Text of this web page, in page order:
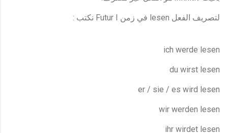
لتصريف الفعل lesen في زمن Futur I نكتب :
ich werde lesen
du wirst lesen
er / sie / es wird lesen
wir werden lesen
ihr wirdet lesen